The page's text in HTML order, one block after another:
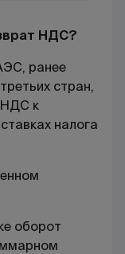
НДС?
ранее
стран,
НДС к
налога
оборот